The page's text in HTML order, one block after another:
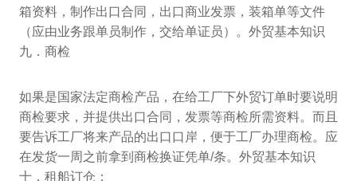
箱资料，制作出口合同，出口商业发票，装箱单等文件
（应由业务跟单员制作，交给单证员）。外贸基本知识
九．商检
如果是国家法定商检产品，在给工厂下外贸订单时要说明
商检要求，并提供出口合同，发票等商检所需资料。而且
要告诉工厂将来产品的出口口岸，便于工厂办理商检。应
在发货一周之前拿到商检换证凭单/条。外贸基本知识
十．租船订仓：